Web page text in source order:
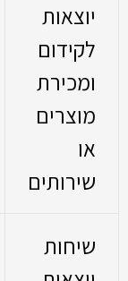
יוצאות
לקידום
ומכירת
מוצרים
או
שירותים
שיחות